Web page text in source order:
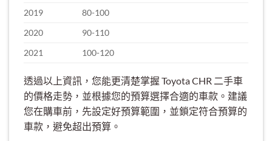
2019
80-100
2020
90-110
2021
100-120
透過以上資訊，您能更清楚掌握 Toyota CHR 二手車
的價格走勢，並根據您的預算選擇合適的車款。建議
您在購車前，先設定好預算範圍，並鎖定符合預算的
車款，避免超出預算。